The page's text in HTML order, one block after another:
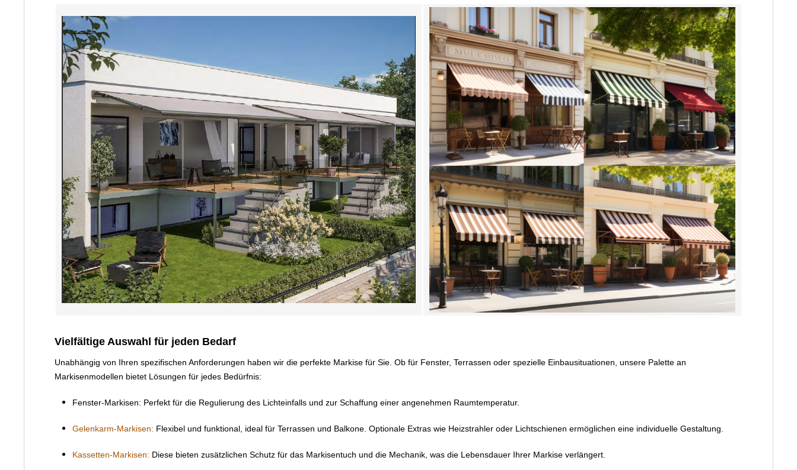
Vielfältige Auswahl für jeden Bedarf
Unabhängig von Ihren spezifischen Anforderungen haben wir die perfekte Markise für Sie. Ob für Fenster, Terrassen oder spezielle Einbausituationen, unsere Palette an
Markisenmodellen bietet Lösungen für jedes Bedürfnis:
Fenster-Markisen: Perfekt für die Regulierung des Lichteinfalls und zur Schaffung einer angenehmen Raumtemperatur.
Gelenkarm-Markisen: Flexibel und funktional, ideal für Terrassen und Balkone. Optionale Extras wie Heizstrahler oder Lichtschienen ermöglichen eine individuelle Gestaltung.
Kassetten-Markisen: Diese bieten zusätzlichen Schutz für das Markisentuch und die Mechanik, was die Lebensdauer Ihrer Markise verlängert.